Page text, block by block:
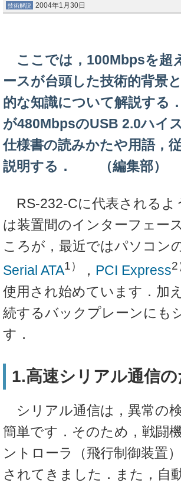
技術解説 2004年1月30日
ここでは，100Mbpsを超
ースが台頭した技術的背景
的な知識について解説する
が480MbpsのUSB 2.0ハイ
仕様書の読みかたや用語，
説明する． （編集部）
RS-232-Cに代表されるよ
は装置間のインターフェー
ころが，最近ではパソコン
Serial ATA1） ， PCI Express2
使用され始めています．加
続するバックプレーンにも
す．
1.高速シリアル通信
シリアル通信は，異常の
簡単です．そのため，戦闘
ントローラ（飛行制御装置
されてきました．また，自